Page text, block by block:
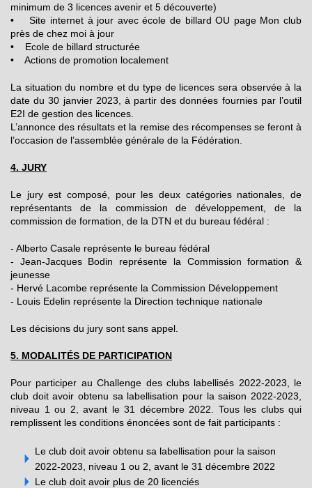
minimum de 3 licences avenir et 5 découverte)
• Site internet à jour avec école de billard OU page Mon club
près de chez moi à jour
• Ecole de billard structurée
• Actions de promotion localement
La situation du nombre et du type de licences sera observée à la
date du 30 janvier 2023, à partir des données fournies par l’outil
E2I de gestion des licences.
L’annonce des résultats et la remise des récompenses se feront à
l’occasion de l’assemblée générale de la Fédération.
4. JURY
Le jury est composé, pour les deux catégories nationales, de
représentants de la commission de développement, de la
commission de formation, de la DTN et du bureau fédéral :
- Alberto Casale représente le bureau fédéral
- Jean-Jacques Bodin représente la Commission formation &
jeunesse
- Hervé Lacombe représente la Commission Développement
- Louis Edelin représente la Direction technique nationale
Les décisions du jury sont sans appel.
5. MODALITÉS DE PARTICIPATION
Pour participer au Challenge des clubs labellisés 2022-2023, le
club doit avoir obtenu sa labellisation pour la saison 2022-2023,
niveau 1 ou 2, avant le 31 décembre 2022. Tous les clubs qui
remplissent les conditions énoncées sont de fait participants :
Le club doit avoir obtenu sa labellisation pour la saison
2022-2023, niveau 1 ou 2, avant le 31 décembre 2022
Le club doit avoir plus de 20 licenciés